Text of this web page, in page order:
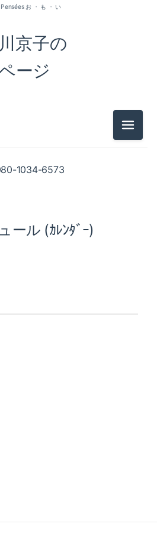
1034-6573
京子の
ージ
お ・ も ・ い
メニュ
ール (ｶﾚﾝﾀﾞｰ)